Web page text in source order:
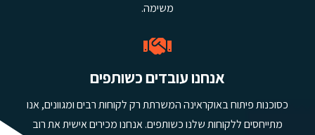
משימה.
אנחנו עובדים כשותפים
כסוכנות פיתוח באוקראינה המשרתת רק לקוחות רבים ומגוונים, אנו
מתייחסים ללקוחות שלנו כשותפים. אנחנו מכירים אישית את רוב